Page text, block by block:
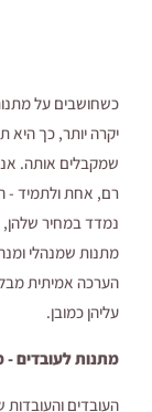
כשחושבים על
יקרה יותר, כך היא
שמקבלים אותה.
רם, אחת ולתמיד -
נמדד במחיר שלהן,
מתנות שמנהלי
הערכה אמיתית
עליהן כמובן.
מתנות לעובדים
העובדים